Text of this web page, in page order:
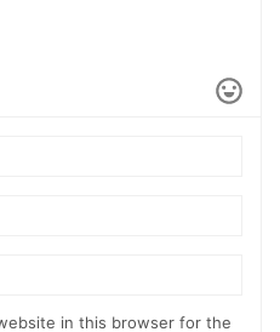
in this browser for the